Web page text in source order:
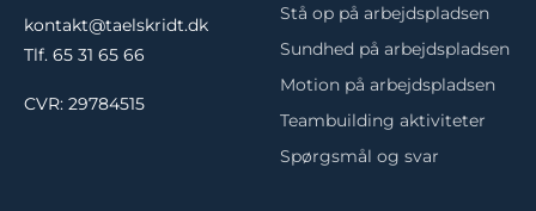
kontakt@taelskridt.dk
Tlf. 65 31 65 66
CVR: 29784515
Stå op på arbejdspladsen
Sundhed på arbejdspladsen
Motion på arbejdspladsen
Teambuilding aktiviteter
Spørgsmål og svar